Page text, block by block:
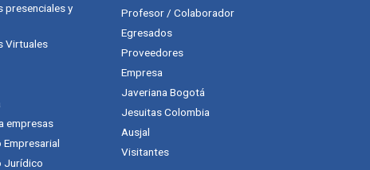
presenciales y
Virtuales
empresas
Jurídico
Profesor / Colaborador
Egresados
Proveedores
Empresa
Javeriana Bogotá
Jesuitas Colombia
Ausjal
Visitantes